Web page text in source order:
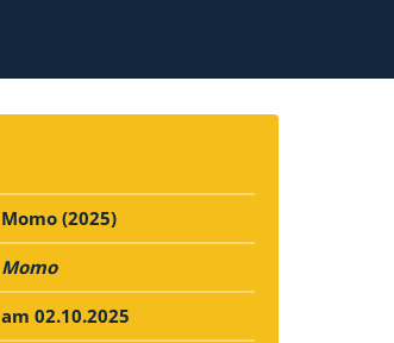
Momo (2025)
Momo
am 02.10.2025